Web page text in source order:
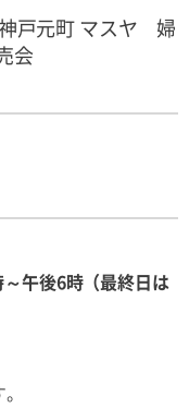
戸元町 マスヤ 婦
会
午後6時（最終日は